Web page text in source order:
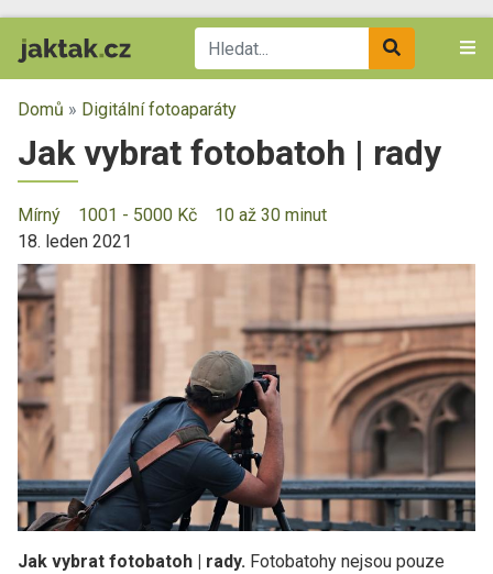
Domů » Digitální fotoaparáty
Jak vybrat fotobatoh | rady
Mírný 1001 - 5000 Kč
10 až 30 minut
18. leden 2021
Jak vybrat fotobatoh | rady. Fotobatohy nejsou pouze